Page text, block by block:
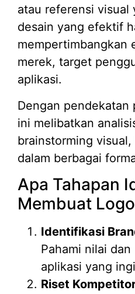
atau referensi visual
desain yang efektif
mempertimbangkan
merek, target
aplikasi.
Dengan pendekatan
ini melibatkan
brainstorming
dalam berbagai
Apa Tahapan
Membuat
Identifikasi
Pahami nilai
aplikasi yang
Riset